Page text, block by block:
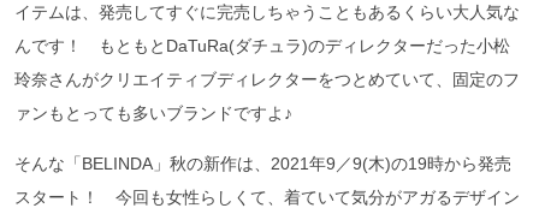
イテムは、発売してすぐに完売しちゃうこともあるくらい大人気な
んです！ もともとDaTuRa(ダチュラ)のディレクターだった小松
玲奈さんがクリエイティブディレクターをつとめていて、固定のフ
ァンもとっても多いブランドですよ♪
そんな「BELINDA」秋の新作は、2021年9／9(木)の19時から発売
スタート！ 今回も女性らしくて、着ていて気分がアガるデザイン